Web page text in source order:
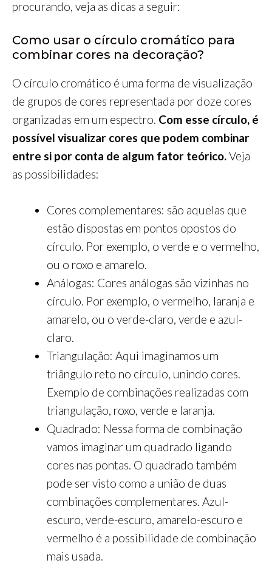
procurando, veja as dicas a seguir:
Como usar o círculo cromático para
combinar cores na decoração?
O círculo cromático é uma forma de visualização
de grupos de cores representada por doze cores
organizadas em um espectro. Com esse círculo, é
possível visualizar cores que podem combinar
entre si por conta de algum fator teórico.Veja
as possibilidades:
Cores complementares: são aquelas que
estão dispostas em pontos opostos do
círculo. Por exemplo, o verde e o vermelho,
ou o roxo e amarelo.
Análogas: Cores análogas são vizinhas no
círculo. Por exemplo, o vermelho, laranja e
amarelo, ou o verde-claro, verde e azul-
claro.
Triangulação: Aqui imaginamos um
triângulo reto no círculo, unindo cores.
Exemplo de combinações realizadas com
triangulação, roxo, verde e laranja.
Quadrado: Nessa forma de combinação
vamos imaginar um quadrado ligando
cores nas pontas. O quadrado também
pode ser visto como a união de duas
combinações complementares. Azul-
escuro, verde-escuro, amarelo-escuro e
vermelho é a possibilidade de combinação
mais usada.